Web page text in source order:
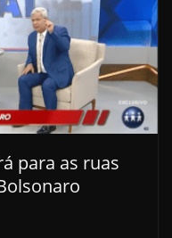
para as ruas